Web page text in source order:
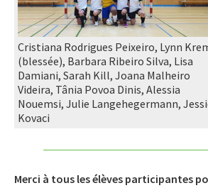
Cristiana Rodrigues Peixeiro, Lynn
(blessée), Barbara Ribeiro Silva, Lisa
Damiani, Sarah Kill, Joana Malheiro
Videira, Tânia Povoa Dinis, Alessia
Nouemsi, Julie Langehegermann,
Kovaci
Merci à tous les élèves participantes